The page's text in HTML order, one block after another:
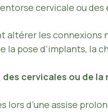
cervicale ou
altérer les connexions
la pose d’implants, la
cervicales ou de
lors d’une assise